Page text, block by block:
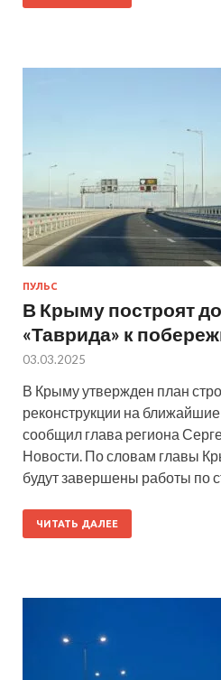
ПУЛЬС
В Крыму построят
«Таврида» к
03.03.2025
В Крыму утвержден план
реконструкции на
сообщил глава региона
Новости. По словам главы
будут завершены работы по
ЧИТАТЬ ДАЛЕЕ